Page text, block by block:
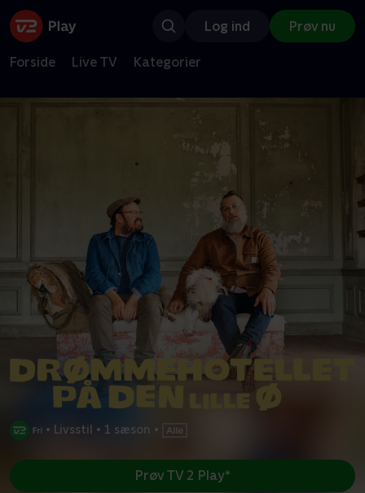
Log ind Prøv nu
Forside Live TV Kategorier
• Livsstil • 1 sæson •
Prøv TV 2 Play*